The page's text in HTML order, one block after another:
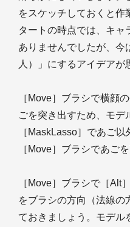
をスケッチしておくと作
タートの時点では、キャ
ありませんでしたが、今
人）」にするアイデアが
［Move］ブラシで横顔
ごを突き出すため、モデ
［MaskLasso］であご以
［Move］ブラシであご
［Move］ブラシで［Alt
をブラシの方向（法線の
ておきましょう。モデル